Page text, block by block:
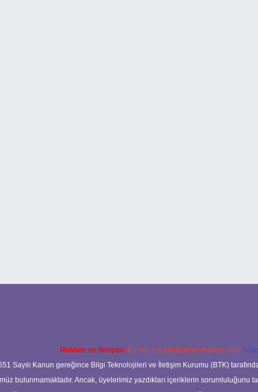
Reklam ve İletişim: E-mail: backlinkpaneli@gmail.com
Sayılı Kanun gereğince Bilgi Teknolojileri ve İletişim Kurumu (BTK)
bulunmamaktadır. Ancak, üyelerimiz yazdıkları içeriklerin